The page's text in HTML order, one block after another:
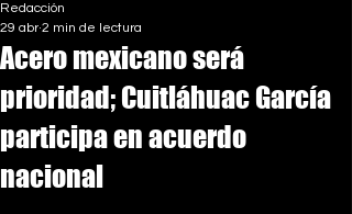
Acero mexicano será
prioridad; Cuitláhuac García
participa en acuerdo
nacional
Redacción
29 abr 2 min de lectura